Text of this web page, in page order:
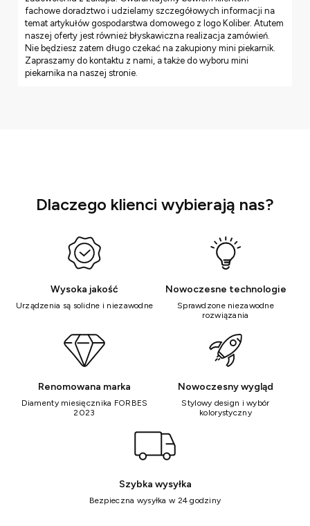
fachowe doradztwo i udzielamy szczegółowych informacji na
temat artykułów gospodarstwa domowego z logo Koliber. Atutem
naszej oferty jest również błyskawiczna realizacja zamówień.
Nie będziesz zatem długo czekać na zakupiony mini piekarnik.
Zapraszamy do kontaktu z nami, a także do wyboru mini
piekarnika na naszej stronie.
Dlaczego klienci wybierają nas?
Wysoka jakość
Urządzenia są solidne i niezawodne
Nowoczesne technologie
Sprawdzone niezawodne
rozwiązania
Renomowana marka
Diamenty miesięcznika FORBES
2023
Nowoczesny wygląd
Stylowy design i wybór
kolorystyczny
Szybka wysyłka
Bezpieczna wysyłka w 24 godziny